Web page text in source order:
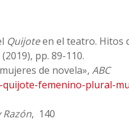
Quijoteen el teatro. Hitos
(2019), pp. 89-110.
de novela», ABC
femenino-plural-
Razón, 140